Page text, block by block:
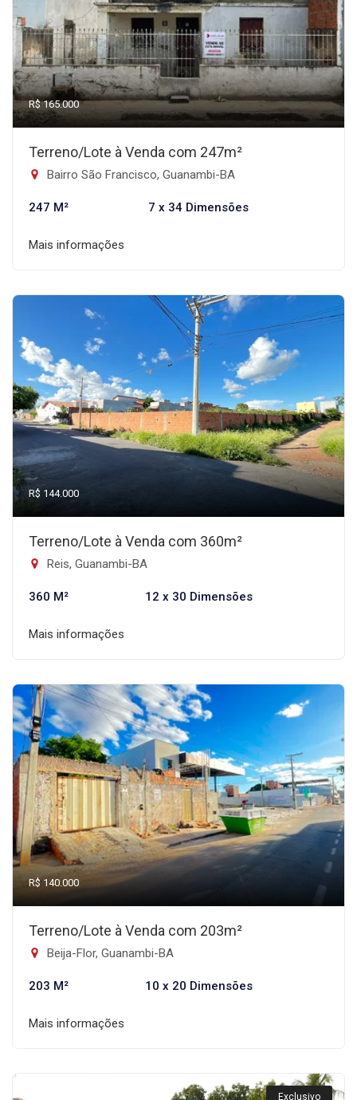
R$ 165.000
Terreno/Lote à Venda com 247m²
Bairro São Francisco, Guanambi-BA
247 M² 7 x 34 Dimensões
Mais informações
R$ 144.000
Terreno/Lote à Venda com 360m²
Reis, Guanambi-BA
360 M² 12 x 30 Dimensões
Mais informações
R$ 140.000
Terreno/Lote à Venda com 203m²
Beija-Flor, Guanambi-BA
203 M² 10 x 20 Dimensões
Mais informações
Exclusivo